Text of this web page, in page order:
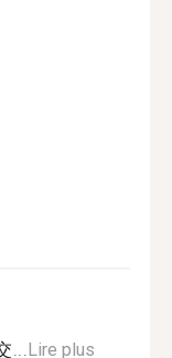
...Lire plus